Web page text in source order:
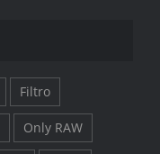
Filtro
Only RAW